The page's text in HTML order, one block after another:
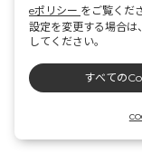
eポリシー をご覧くだ
設定を変更する場合
してください。
すべての